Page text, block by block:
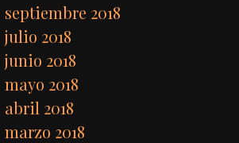
septiembre 2018
julio 2018
junio 2018
mayo 2018
abril 2018
marzo 2018